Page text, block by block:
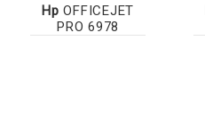
Hp OFFICEJET
PRO 6978